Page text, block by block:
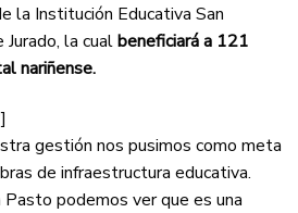
la Institución Educativa San
Jurado, la cualbeneficiará a 121
nariñense.
gestión nos pusimos como meta
de infraestructura educativa.
podemos ver que es una